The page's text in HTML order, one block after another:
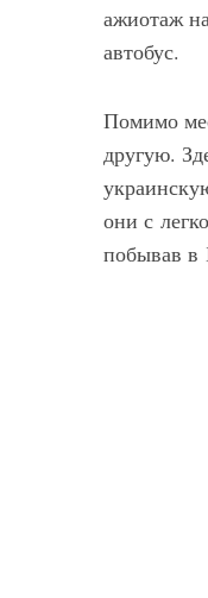
ажиотаж
автобус.
Помимо
другую.
они с
побывав в